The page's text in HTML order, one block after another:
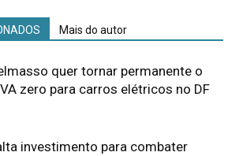
Mais do autor
quer tornar permanente o
zero para carros elétricos no DF
investimento para combater